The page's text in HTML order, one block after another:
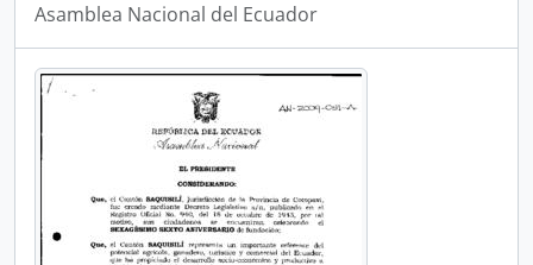
Asamblea Nacional del Ecuador